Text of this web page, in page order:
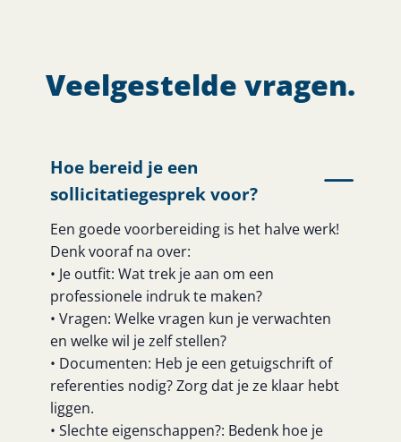
Veelgestelde vragen.
Hoe bereid je een
sollicitatiegesprek voor?
Een goede voorbereiding is het halve werk!
Denk vooraf na over:
• Je outfit: Wat trek je aan om een
professionele indruk te maken?
• Vragen: Welke vragen kun je verwachten
en welke wil je zelf stellen?
• Documenten: Heb je een getuigschrift of
referenties nodig? Zorg dat je ze klaar hebt
liggen.
• Slechte eigenschappen?: Bedenk hoe je